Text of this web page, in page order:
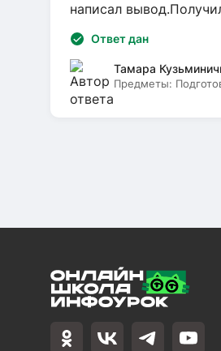
написал
Ответ дан
Тамара
Предметы: